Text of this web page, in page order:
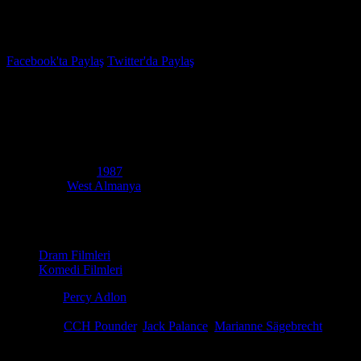
Facebook'ta Paylaş Twitter'da Paylaş
1987
West Almanya
Dram Filmleri
Komedi Filmleri
Percy Adlon
CCH Pounder, Jack Palance Marianne Sägebrecht